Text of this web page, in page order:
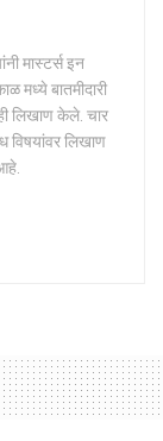
मास्टर्स इन
मध्ये बातमीदारी
लिखाण केले. चार
विषयांवर लिखाण